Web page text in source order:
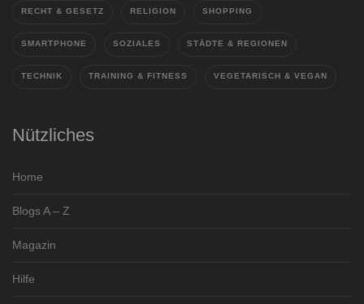
RECHT & GESETZ RELIGION SHOPPING
SMARTPHONE SOZIALES STÄDTE & REGIONEN
TECHNIK TRAINING & FITNESS VEGETARISCH & VEGAN
Nützliches
Home
Blogs A – Z
Magazin
Hilfe